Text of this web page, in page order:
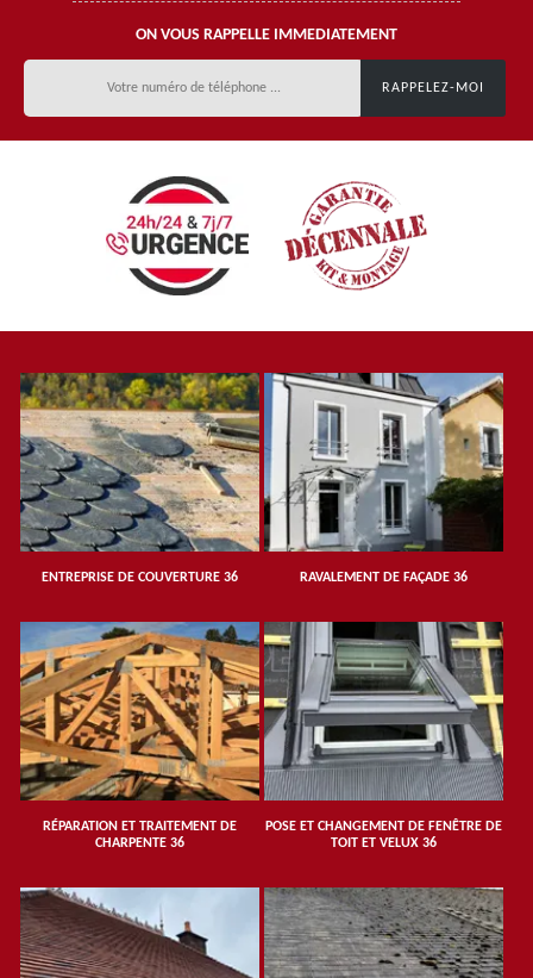
ON VOUS RAPPELLE IMMEDIATEMENT
ENTREPRISE DE COUVERTURE 36 RAVALEMENT DE FAÇADE 36
RÉPARATION ET TRAITEMENT DE
CHARPENTE 36
POSE ET CHANGEMENT DE FENÊTRE DE
TOIT ET VELUX 36